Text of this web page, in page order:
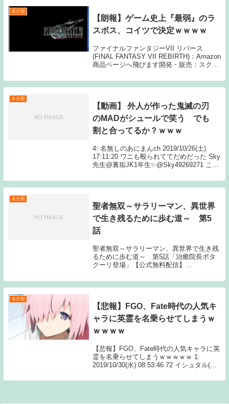
未分類
【朗報】ゲーム史上『最弱』のラ
スボス、コイツで決定ｗｗｗｗ
ファイナルファンタジーVII リバース
(FINAL FANTASY VII REBIRTH)：Amazon
商品ページへ飛びます開発・販売：スクウ
レンの魔蝕虫だろ はい、このスレ終わり
2: 名無しさ...
未分類
【動画】 外人が作った鬼滅の刃
のMADがシュールで笑う でも
割と合ってるか？ｗｗｗ
4: 名無しのあにまんch 2019/10/26(土)
17:11:20 ワニも殴られててだめだった Sky
先生@裏垢JK1年生✨@Sky49269271 これ
videoタグをサポー Source: あ...
未分類
聖者無双～サラリーマン、異世界
で生き残るために歩む道～ 第5
話
聖者無双～サラリーマン、異世界で生き残
るために歩む道～ 第5話「治癒院長ボタ
クーリ登場」【公式無料配信】
週間先行）【AbemaTV】（8/4 2:30～1週
間）【公式有料配信】【U-NE...
未分類
【悲報】FGO、Fate時代の人気キ
ャラに英霊を名乗らせてしまうｗ
ｗｗｗｗ
【悲報】FGO、Fate時代の人気キャラに英
霊を名乗らせてしまうｗｗｗｗｗ 1:
2019/10/30(水) 08:53:46.72 イシュタル(遠
ティ(間桐桜) カーマ(間桐桜) シトナイ(イ